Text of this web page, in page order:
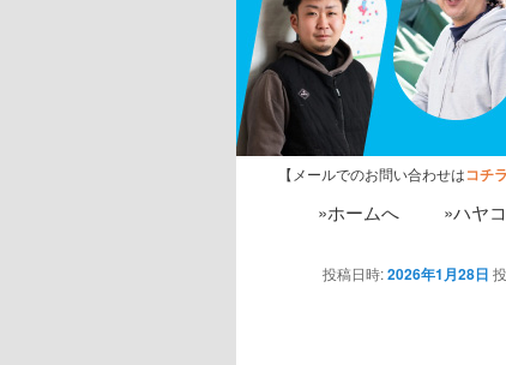
【メールでのお問い合わせはコチラ
»ホームへ »ハヤ
投稿日時:2026年1月28日